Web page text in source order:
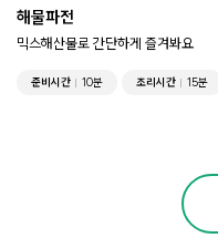
해물파전
믹스해산물로 간단하게 즐겨봐요
준비시간 10분 조리시간 15분